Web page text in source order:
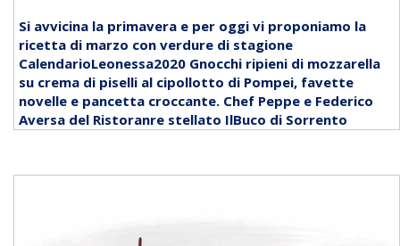
Si avvicina la primavera e per oggi vi proponiamo la
ricetta di marzo con verdure di stagione
CalendarioLeonessa2020 Gnocchi ripieni di mozzarella
su crema di piselli al cipollotto di Pompei, favette
novelle e pancetta croccante. Chef Peppe e Federico
Aversa del Ristoranre stellato IlBuco di Sorrento